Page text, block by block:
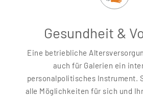
Gesundheit &
Eine betriebliche
auch für Galerien ein
personalpolitisches Instrument.
alle Möglichkeiten für sich und